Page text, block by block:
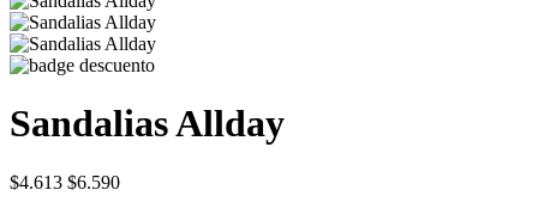
Sandalias Allday
$4.613 $6.590